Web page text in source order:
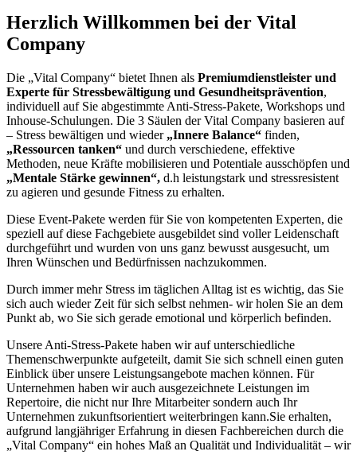
Herzlich Willkommen bei der Vital
Company
Die „Vital Company“ bietet Ihnen als Premiumdienstleister und
Experte für Stressbewältigung und Gesundheitsprävention,
individuell auf Sie abgestimmte Anti-Stress-Pakete, Workshops und
Inhouse-Schulungen. Die 3 Säulen der Vital Company basieren auf
– Stress bewältigen und wieder „Innere Balance“ finden,
„Ressourcen tanken“ und durch verschiedene, effektive
Methoden, neue Kräfte mobilisieren und Potentiale ausschöpfen und
„Mentale Stärke gewinnen“, d.h leistungstark und stressresistent
zu agieren und gesunde Fitness zu erhalten.
Diese Event-Pakete werden für Sie von kompetenten Experten, die
speziell auf diese Fachgebiete ausgebildet sind voller Leidenschaft
durchgeführt und wurden von uns ganz bewusst ausgesucht, um
Ihren Wünschen und Bedürfnissen nachzukommen.
Durch immer mehr Stress im täglichen Alltag ist es wichtig, das Sie
sich auch wieder Zeit für sich selbst nehmen- wir holen Sie an dem
Punkt ab, wo Sie sich gerade emotional und körperlich befinden.
Unsere Anti-Stress-Pakete haben wir auf unterschiedliche
Themenschwerpunkte aufgeteilt, damit Sie sich schnell einen guten
Einblick über unsere Leistungsangebote machen können. Für
Unternehmen haben wir auch ausgezeichnete Leistungen im
Repertoire, die nicht nur Ihre Mitarbeiter sondern auch Ihr
Unternehmen zukunftsorientiert weiterbringen kann.Sie erhalten,
aufgrund langjähriger Erfahrung in diesen Fachbereichen durch die
„Vital Company“ ein hohes Maß an Qualität und Individualität – wir